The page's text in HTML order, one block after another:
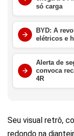
só carga
BYD: A
elétricos e
Alerta de
convoca
4R
Seu visual retrô,
redondo na